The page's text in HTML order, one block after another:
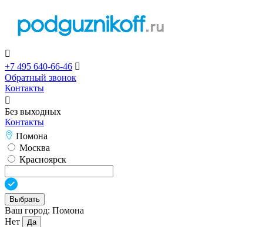

+7 495 640-66-46 
Обратный звонок
Контакты

Без выходных
Контакты
Помона
Москва
Красноярск
Выбрать
Ваш город: Помона
Нет
Да